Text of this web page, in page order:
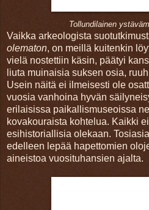
Tollundilainen
Vaikka arkeologista
olematon, on meillä kuitenkin
vielä nostettiin käsin, päätyi
liuta muinaisia suksen osia,
Usein näitä ei ilmeisesti ole
vuosia vanhoina hyvän
erilaisissa paikallismuseoissa
kovakouraista kohtelua. Kaikki
esihistoriallisia olekaan.
edelleen lepää hapettomien
aineistoa vuosituhansien ajalta.